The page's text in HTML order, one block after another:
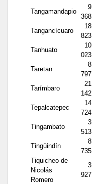
Tangamandapio
9
368
Tangancícuaro
18
823
Tanhuato
10
023
Taretan
8
797
Tarímbaro
21
142
Tepalcatepec
14
724
Tingambato
3
513
Tingüindín
8
735
Tiquicheo de
Nicolás
Romero
3
927